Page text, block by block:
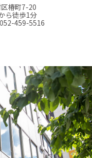
区椿町7-20
ら徒歩1分
052-459-5516